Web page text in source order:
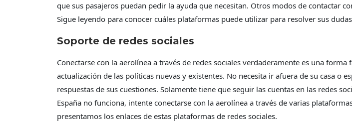
que sus pasajeros puedan pedir la ayuda que necesitan. Otros modos de contactar
Sigue leyendo para conocer cuáles plataformas puede utilizar para resolver sus
Soporte de redes sociales
Conectarse con la aerolínea a través de redes sociales verdaderamente es una
actualización de las políticas nuevas y existentes. No necesita ir afuera de su casa
respuestas de sus cuestiones. Solamente tiene que seguir las cuentas en las redes
España no funciona, intente conectarse con la aerolínea a través de varias
presentamos los enlaces de estas plataformas de redes sociales.